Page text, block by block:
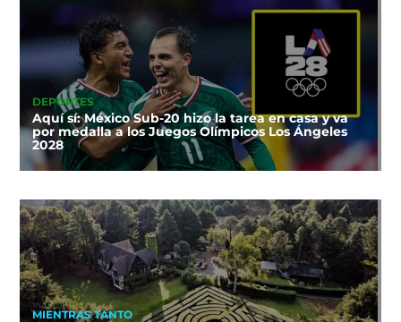
DEPORTES
Aquí sí: México Sub-20 hizo la tarea en casa y va
por medalla a los Juegos Olímpicos Los Ángeles
2028
MIENTRAS TANTO